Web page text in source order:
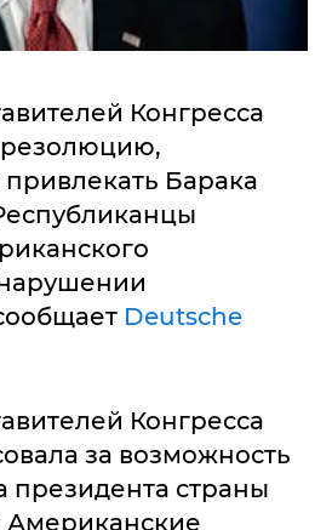
Конгресса
Барака
Deutsche
Конгресса
за возможность
президента страны
Американские